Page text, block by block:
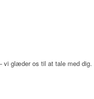
vi glæder os til at tale med dig.